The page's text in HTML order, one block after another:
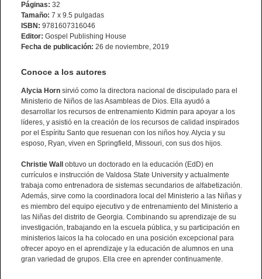
Páginas: 32
Tamaño: 7 x 9.5 pulgadas
ISBN: 9781607316046
Editor: Gospel Publishing House
Fecha de publicación: 26 de noviembre, 2019
Conoce a los autores
Alycia Horn sirvió como la directora nacional de discipulado para el
Ministerio de Niños de las Asambleas de Dios. Ella ayudó a
desarrollar los recursos de entrenamiento Kidmin para apoyar a los
líderes, y asistió en la creación de los recursos de calidad inspirados
por el Espíritu Santo que resuenan con los niños hoy. Alycia y su
esposo, Ryan, viven en Springfield, Missouri, con sus dos hijos.
Christie Wall
obtuvo un doctorado en la educación (EdD) en
currículos e instrucción de Valdosa State University y actualmente
trabaja como entrenadora de sistemas secundarios de alfabetización.
Además, sirve como la coordinadora local del Ministerio a las Niñas y
es miembro del equipo ejecutivo y de entrenamiento del Ministerio a
las Niñas del distrito de Georgia. Combinando su aprendizaje de su
investigación, trabajando en la escuela pública, y su participación en
ministerios laicos la ha colocado en una posición excepcional para
ofrecer apoyo en el aprendizaje y la educación de alumnos en una
gran variedad de grupos. Ella cree en aprender continuamente.